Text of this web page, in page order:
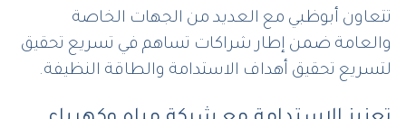
تتعاون أبوظبي مع العديد من الجهات الخاصة
والعامة ضمن إطار شراكات تساهم في تسريع تحقيق
لتسريع تحقيق أهداف الاستدامة والطاقة النظيفة.